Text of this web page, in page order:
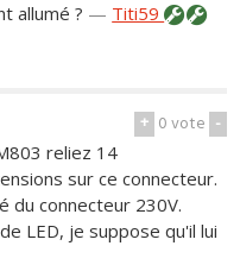
allumé ? — Titi59
+ 0vote -
reliez 14
sur ce connecteur.
du connecteur 230V.
LED, je suppose qu'il lui